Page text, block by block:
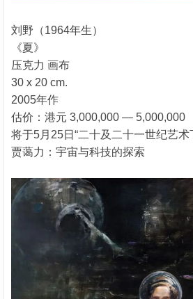
刘野（1964年生）
《夏》
压克力 画布
30 x 20 cm.
2005年作
估价：港元 3,000,000 — 5,000,000
将于5月25日“二十及二十一世纪艺术
贾蔼力：宇宙与科技的探索